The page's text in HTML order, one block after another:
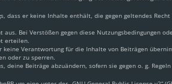
dass er keine Inhalte enthält, die gegen geltendes
aus. Bei Verstößen gegen diese
erteilen.
keine Verantwortung für die Inhalte von Beiträgen
oder zu sperren.
deine Beiträge abzuändern, sofern sie gegen o. g.